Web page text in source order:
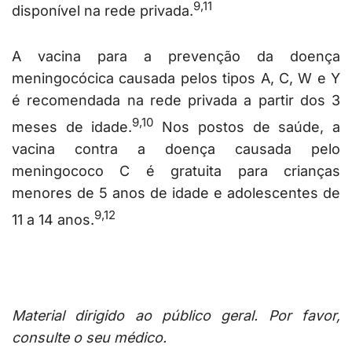
disponível na rede privada.9,11
A vacina para a prevenção da doença
meningocócica causada pelos tipos A, C, W e Y
é recomendada na rede privada a partir dos 3
meses de idade.9,10 Nos postos de saúde, a
vacina contra a doença causada pelo
meningococo C é gratuita para crianças
menores de 5 anos de idade e adolescentes de
11 a 14 anos.9,12
Material dirigido ao público geral. Por favor,
consulte o seu médico.